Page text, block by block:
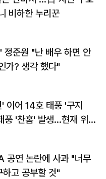
비하한 누리꾼
정준원 "난 배우 하면 안
가? 생각 했다"
이어 14호 태풍 '구지
풍 '찬홈' 발생…현재 위
공연 논란에 사과 "너무
고 공부할 것"